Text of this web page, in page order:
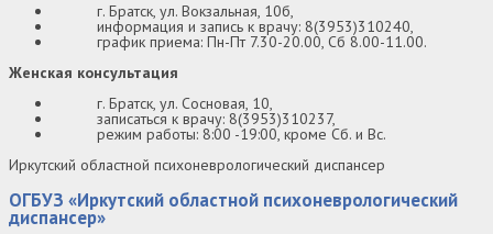
г. Братск, ул. Вокзальная, 10б,
информация и запись к врачу: 8(3953)310240,
график приема: Пн-Пт 7.30-20.00, Сб 8.00-11.00.
Женская консультация
г. Братск, ул. Сосновая, 10,
записаться к врачу: 8(3953)310237,
режим работы: 8:00 -19:00, кроме Сб. и Вс.
Иркутский областной психоневрологический диспансер
ОГБУЗ «Иркутский областной психоневрологический
диспансер»